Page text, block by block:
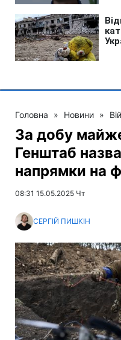
Головна » Новини »
За добу
Генштаб
напрямки на
08:31 15.05.2025 Чт
СЕРГІЙ ПИШКІН